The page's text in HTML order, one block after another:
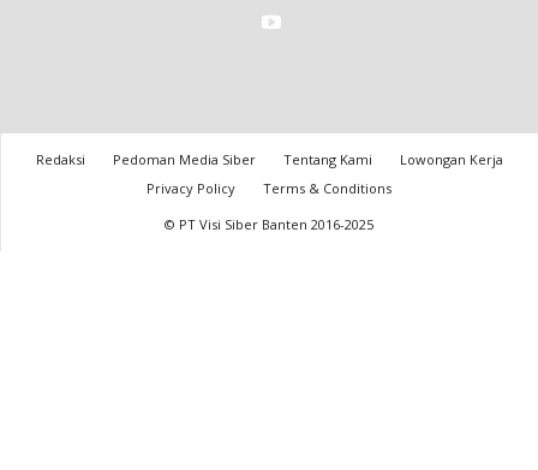
Redaksi Pedoman Media Siber Tentang Kami
Lowongan Kerja
Privacy Policy
Terms & Conditions
© PT Visi Siber Banten 2016-2025